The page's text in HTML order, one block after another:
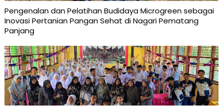
Pengenalan dan Pelatihan Budidaya Microgreen sebagai
Inovasi Pertanian Pangan Sehat di Nagari Pematang
Panjang